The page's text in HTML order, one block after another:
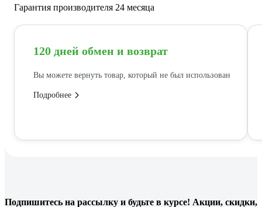
Гарантия производителя 24 месяца
120 дней обмен и возврат
Вы можете вернуть товар, который не был использован
Подробнее
Подпишитесь на рассылку и будьте в курсе! Акции, скидки,